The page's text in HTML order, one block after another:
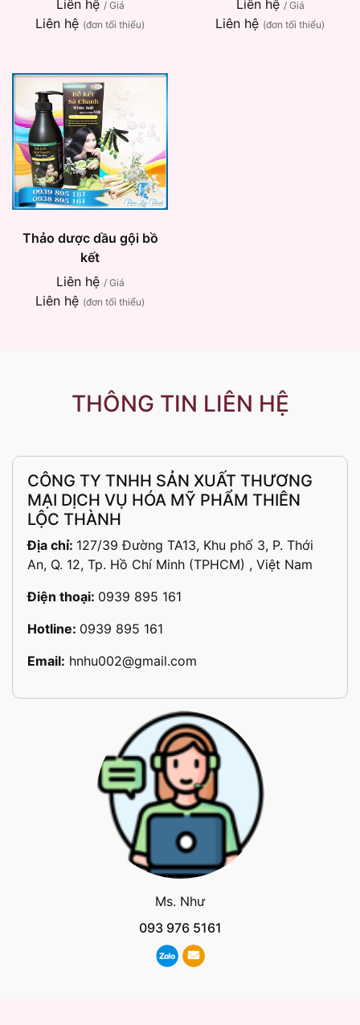
Liên hệ / Giá
Liên hệ (đơn tối thiểu)
Liên hệ / Giá
Liên hệ (đơn tối thiểu)
Thảo dược dầu gội bồ
kết
Liên hệ / Giá
Liên hệ (đơn tối thiểu)
THÔNG TIN LIÊN HỆ
CÔNG TY TNHH SẢN XUẤT THƯƠNG
MẠI DỊCH VỤ HÓA MỸ PHẨM THIÊN
LỘC THÀNH
Địa chỉ: 127/39 Đường TA13, Khu phố 3, P. Thới
An, Q. 12, Tp. Hồ Chí Minh (TPHCM) , Việt Nam
Điện thoại: 0939 895 161
Hotline: 0939 895 161
Email: hnhu002@gmail.com
Ms. Như
093 976 5161